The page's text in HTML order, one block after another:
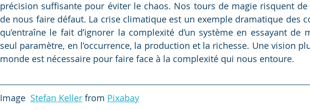
précision suffisante pour éviter le chaos. Nos tours de magie risquent
de nous faire défaut. La crise climatique est un exemple dramatique des
qu’entraîne le fait d’ignorer la complexité d’un système en essayant de
seul paramètre, en l’occurrence, la production et la richesse. Une vision
monde est nécessaire pour faire face à la complexité qui nous entoure.
Image Stefan Keller from Pixabay